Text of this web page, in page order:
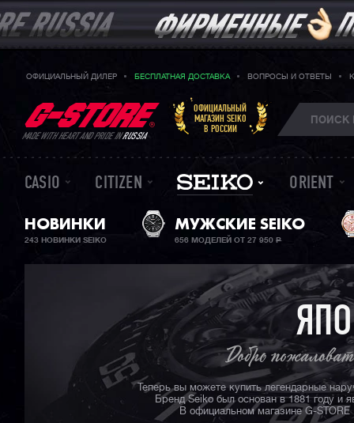
ОФИЦИАЛЬНЫЙ ДИЛЕР БЕСПЛАТНАЯ ДОСТАВКА ВОПРОСЫ И ОТВЕТЫ
MADE WITH HEART AND PRIDE INRUSSIA
ОФИЦИАЛЬНЫЙ
МАГАЗИН SEIKO
В РОССИИ
CASIO CITIZEN ORIENT
НОВИНКИ
243 НОВИНКИ SEIKO
МУЖСКИЕ SEIKO
656 МОДЕЛЕЙ ОТ 27 950Р
Добро
Теперь вы можете купить легендарные
Бренд Seiko был основан в 1881 году и
В официальном магазине G-